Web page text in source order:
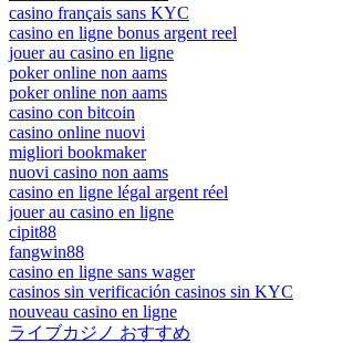
casino français sans KYC
casino en ligne bonus argent reel
jouer au casino en ligne
poker online non aams
poker online non aams
casino con bitcoin
casino online nuovi
migliori bookmaker
nuovi casino non aams
casino en ligne légal argent réel
jouer au casino en ligne
cipit88
fangwin88
casino en ligne sans wager
casinos sin verificación casinos sin KYC
nouveau casino en ligne
ライブカジノ おすすめ